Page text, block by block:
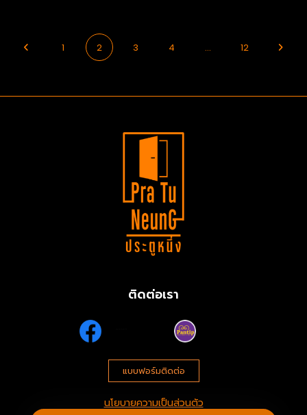
1 2 3 4 ... 12
ติดต่อเรา
แบบฟอร์มติดต่อ
นโยบายความเป็นส่วนตัว